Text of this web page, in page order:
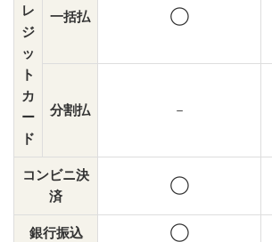
レ
ジ
ッ
ト
カ
ー
ド
一括払 ◯
分割払 －
コンビニ決
済
◯
銀行振込 ◯